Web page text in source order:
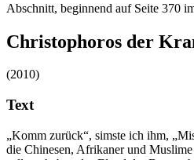
Abschnitt, beginnend auf Seite 370
Christophoros der
(2010)
Text
„Komm zurück“, simste ich ihm,
die Chinesen, Afrikaner und